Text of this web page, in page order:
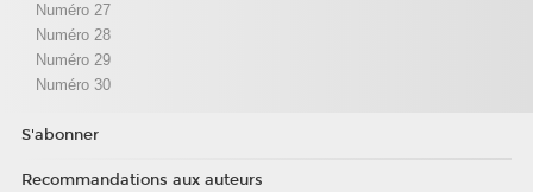
Numéro 27
Numéro 28
Numéro 29
Numéro 30
S'abonner
Recommandations aux auteurs